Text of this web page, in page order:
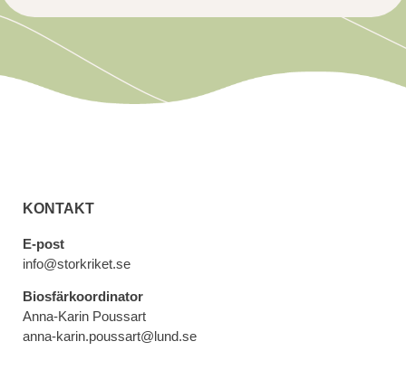
KONTAKT
E-post
info@storkriket.se
Biosfärkoordinator
Anna-Karin Poussart
anna-karin.poussart@lund.se